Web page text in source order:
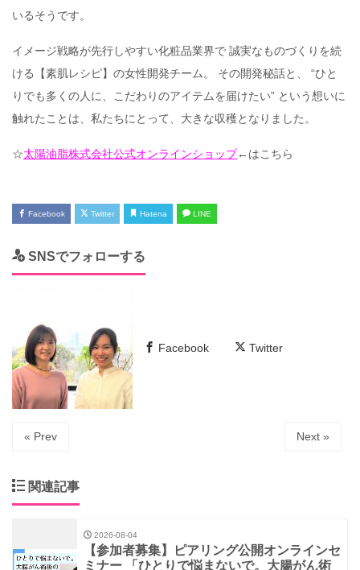
いるそうです。
イメージ戦略が先行しやすい化粧品業界で 誠実なものづくりを続
ける【素肌レシピ】の女性開発チーム。 その開発秘話と、 “ひと
りでも多くの人に、こだわりのアイテムを届けたい” という想いに
触れたことは、私たちにとって、大きな収穫となりました。
☆太陽油脂株式会社公式オンラインショップ←はこちら
Facebook Twitter Hatena LINE
SNSでフォローする
Facebook Twitter
« Prev Next »
関連記事
2026-08-04
【参加者募集】ピアリング公開オンラインセ
ミナー 「ひとりで悩まないで。大腸がん術